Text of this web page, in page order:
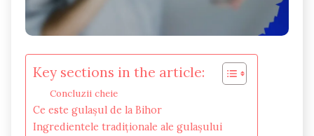
Key sections in the article:
Concluzii cheie
Ce este gulașul de la Bihor
Ingredientele tradiționale ale gulașului